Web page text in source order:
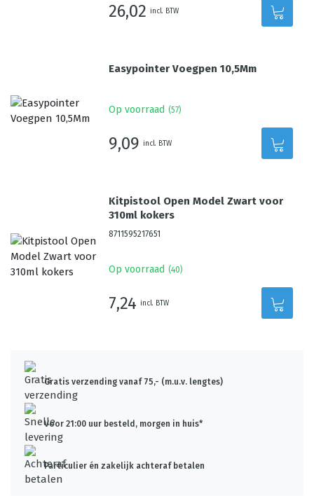
26,02 incl. BTW
Easypointer Voegpen 10,5Mm
Op voorraad (57)
9,09 incl. BTW
Kitpistool Open Model Zwart voor
310ml kokers
8711595217651
Op voorraad (40)
7,24 incl. BTW
Gratis verzending vanaf 75,- (m.u.v. lengtes)
Voor 21:00 uur besteld, morgen in huis*
Particulier én zakelijk achteraf betalen